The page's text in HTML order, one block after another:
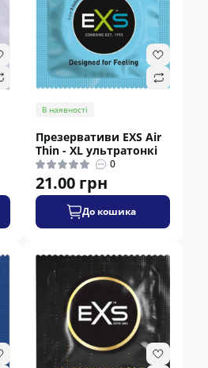
В наявності
Презервативи EXS Air
Thin - XL ультратонкі
0
21.00 грн
До кошика